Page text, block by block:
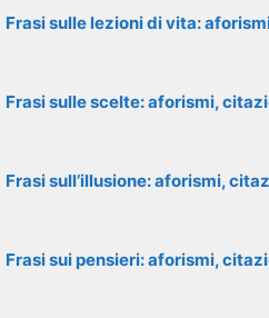
Frasi sulle lezioni di vita:
Frasi sulle scelte: aforismi,
Frasi sull’illusione: aforismi,
Frasi sui pensieri: aforismi,